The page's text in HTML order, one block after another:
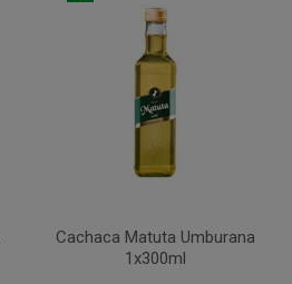
Cachaca Matuta Umburana
1x300ml